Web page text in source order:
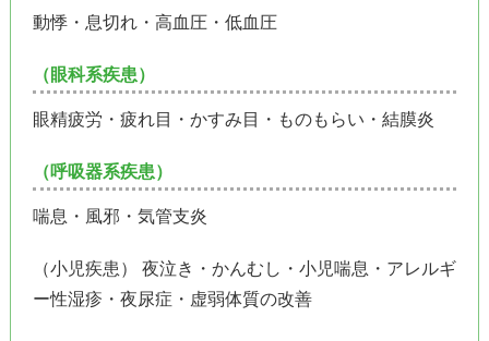
動悸・息切れ・高血圧・低血圧
（眼科系疾患）
眼精疲労・疲れ目・かすみ目・ものもらい・結膜炎
（呼吸器系疾患）
喘息・風邪・気管支炎
（小児疾患） 夜泣き・かんむし・小児喘息・アレルギ
ー性湿疹・夜尿症・虚弱体質の改善